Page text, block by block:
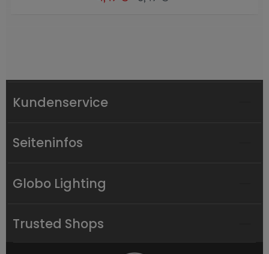
Kundenservice
Seiteninfos
Globo Lighting
Trusted Shops